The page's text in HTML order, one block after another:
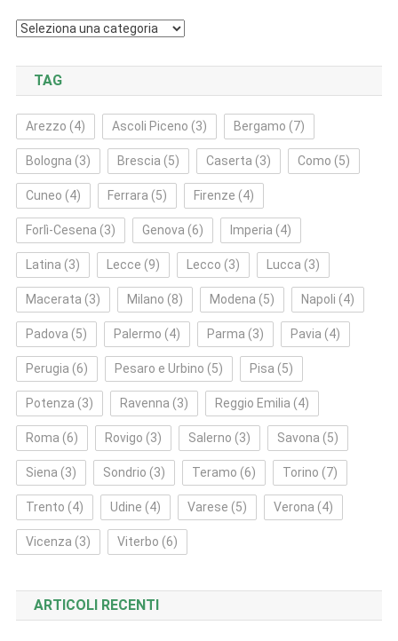
Categorie
TAG
Arezzo (4) Ascoli Piceno (3) Bergamo (7)
Bologna (3) Brescia (5) Caserta (3) Como (5)
Cuneo (4) Ferrara (5) Firenze (4)
Forlì‑Cesena (3) Genova (6) Imperia (4)
Latina (3) Lecce (9) Lecco (3) Lucca (3)
Macerata (3) Milano (8) Modena (5) Napoli (4)
Padova (5) Palermo (4) Parma (3) Pavia (4)
Perugia (6) Pesaro e Urbino (5) Pisa (5)
Potenza (3) Ravenna (3) Reggio Emilia (4)
Roma (6) Rovigo (3) Salerno (3) Savona (5)
Siena (3) Sondrio (3) Teramo (6) Torino (7)
Trento (4) Udine (4) Varese (5) Verona (4)
Vicenza (3) Viterbo (6)
ARTICOLI RECENTI